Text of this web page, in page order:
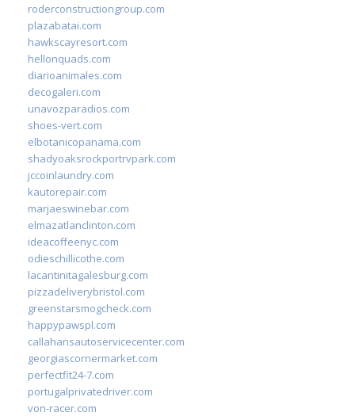
roderconstructiongroup.com
plazabatai.com
hawkscayresort.com
hellonquads.com
diarioanimales.com
decogaleri.com
unavozparadios.com
shoes-vert.com
elbotanicopanama.com
shadyoaksrockportrvpark.com
jccoinlaundry.com
kautorepair.com
marjaeswinebar.com
elmazatlanclinton.com
ideacoffeenyc.com
odieschillicothe.com
lacantinitagalesburg.com
pizzadeliverybristol.com
greenstarsmogcheck.com
happypawspl.com
callahansautoservicecenter.com
georgiascornermarket.com
perfectfit24-7.com
portugalprivatedriver.com
von-racer.com